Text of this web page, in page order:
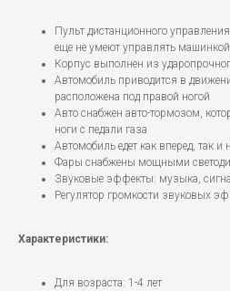
Пульт дистанционного
еще не умеют управлять машинкой
Корпус выполнен из
Автомобиль приводится в
расположена под правой ногой
Авто снабжен авто-тормозом,
ноги с педали газа
Автомобиль едет как вперед, так и
Фары снабжены мощными
Звуковые эффекты: музыка,
Регулятор громкости звуковых
Характеристики:
Для возраста: 1-4 лет